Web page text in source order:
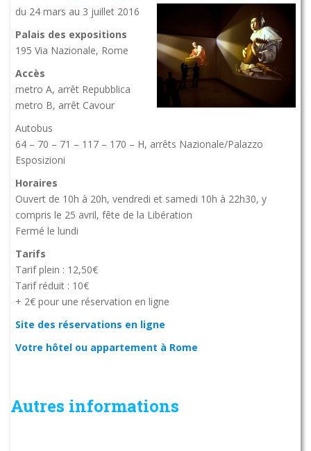
du 24 mars au 3 juillet 2016
Palais des expositions
195 Via Nazionale, Rome
Accès
metro A, arrêt Repubblica
metro B, arrêt Cavour
Autobus
64 – 70 – 71 – 117 – 170 – H, arrêts Nazionale/Palazzo
Esposizioni
Horaires
Ouvert de 10h à 20h, vendredi et samedi 10h à 22h30, y
compris le 25 avril, fête de la Libération
Fermé le lundi
Tarifs
Tarif plein : 12,50€
Tarif réduit : 10€
+ 2€ pour une réservation en ligne
Site des réservations en ligne
Votre hôtel ou appartement à Rome
Autres informations